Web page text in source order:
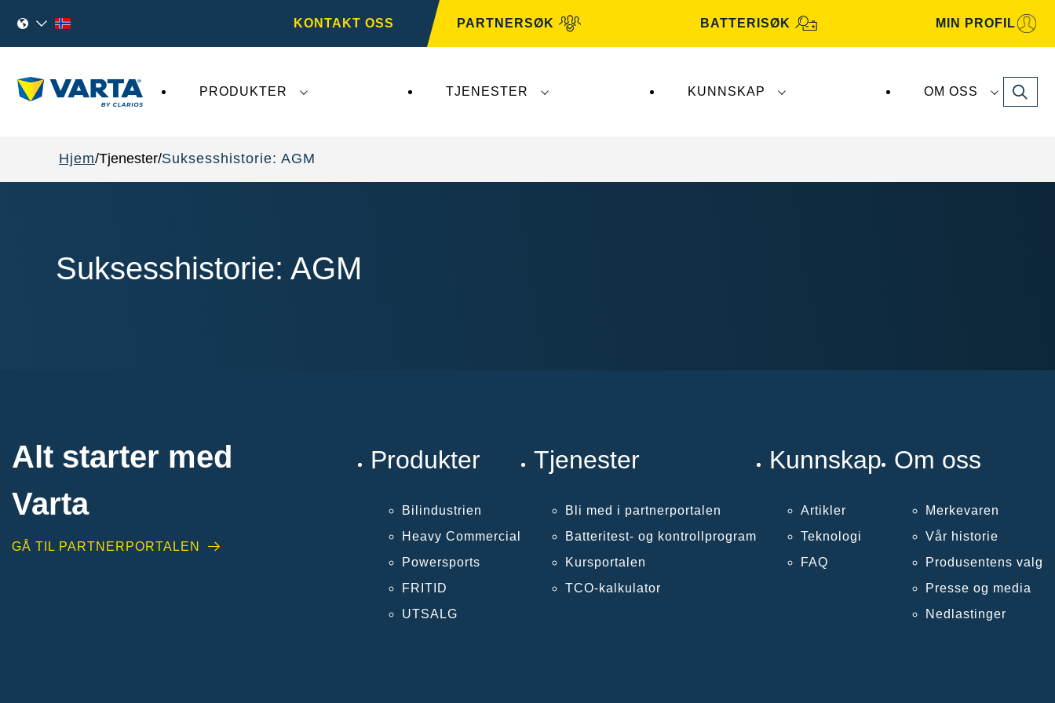
KONTAKT OSS PARTNERSØK BATTERISØK MIN PROFIL
PRODUKTER TJENESTER KUNNSKAP OM OSS Search
Hjem Tjenester Suksesshistorie: AGM
Suksesshistorie: AGM
Alt starter med
Varta
GÅ TIL PARTNERPORTALEN
Produkter
Bilindustrien
Heavy Commercial
Powersports
FRITID
UTSALG
Tjenester
Bli med i partnerportalen
Batteritest- og kontrollprogram
Kursportalen
TCO-kalkulator
Kunnskap
Artikler
Teknologi
FAQ
Om oss
Merkevaren
Vår historie
Produsentens valg
Presse og media
Nedlastinger